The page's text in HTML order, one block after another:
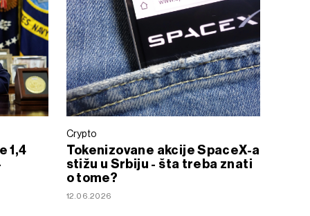
1,4
Crypto
Tokenizovane akcije SpaceX-a
stižu u Srbiju - šta treba znati
o tome?
12.06.2026